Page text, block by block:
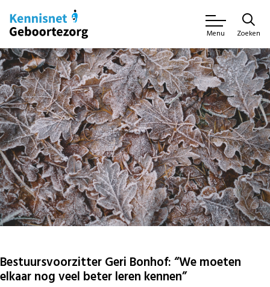
Menu Zoeken
Bestuursvoorzitter Geri Bonhof: “We moeten
elkaar nog veel beter leren kennen”